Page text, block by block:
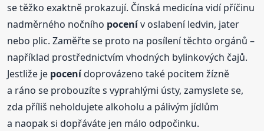
se těžko exaktně prokazují. Čínská medicína vidí příčinu
nadměrného nočního pocenív oslabení ledvin, jater
nebo plic. Zaměřte se proto na posílení těchto orgánů –
například prostřednictvím vhodných bylinkových čajů.
Jestliže je pocenídoprovázeno také pocitem žízně
a ráno se probouzíte s vyprahlými ústy, zamyslete se,
zda příliš neholdujete alkoholu a pálivým jídlům
a naopak si dopřáváte jen málo odpočinku.